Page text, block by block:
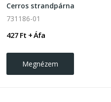
Cerros strandpárna
731186-01
427 Ft + Áfa
Megnézem